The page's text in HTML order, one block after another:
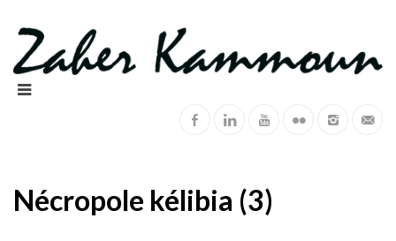
Nécropole kélibia (3)